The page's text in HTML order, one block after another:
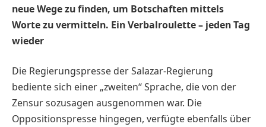
neue Wege zu finden, um Botschaften mittels
Worte zu vermitteln. Ein Verbalroulette – jeden Tag
wieder
Die Regierungspresse der Salazar-Regierung
bediente sich einer „zweiten“ Sprache, die von der
Zensur sozusagen ausgenommen war. Die
Oppositionspresse hingegen, verfügte ebenfalls über